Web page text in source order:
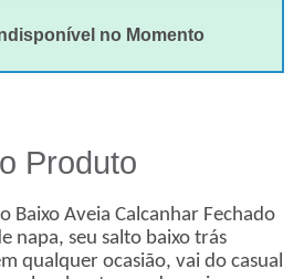
no Momento
Produto
Baixo Aveia Calcanhar Fechado
napa, seu salto baixo trás
qualquer ocasião, vai do casual